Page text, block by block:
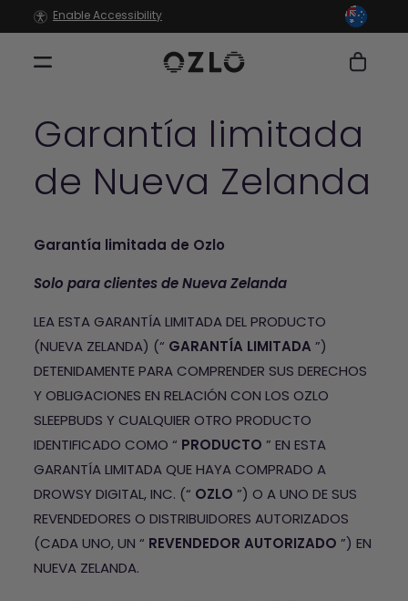
directamente
al contenido
Enable Accessibility
Carrito
Garantía limitada
de Nueva Zelanda
Garantía limitada de Ozlo
Solo para clientes de Nueva Zelanda
LEA ESTA GARANTÍA LIMITADA DEL PRODUCTO
(NUEVA ZELANDA) (“ GARANTÍA LIMITADA ”)
DETENIDAMENTE PARA COMPRENDER SUS DERECHOS
Y OBLIGACIONES EN RELACIÓN CON LOS OZLO
SLEEPBUDS Y CUALQUIER OTRO PRODUCTO
IDENTIFICADO COMO “ PRODUCTO ” EN ESTA
GARANTÍA LIMITADA QUE HAYA COMPRADO A
DROWSY DIGITAL, INC. (“ OZLO ”) O A UNO DE SUS
REVENDEDORES O DISTRIBUIDORES AUTORIZADOS
(CADA UNO, UN “ REVENDEDOR AUTORIZADO ”) EN
NUEVA ZELANDA.